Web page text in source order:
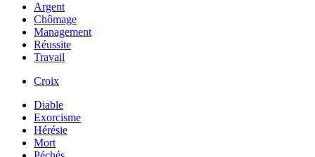
Argent
Chômage
Management
Réussite
Travail
Croix
Diable
Exorcisme
Hérésie
Mort